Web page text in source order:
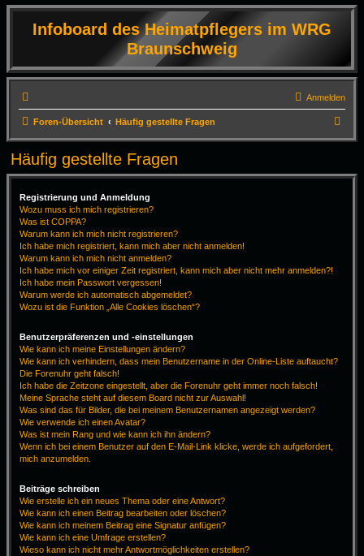
Infoboard des Heimatpflegers im WRG
Braunschweig
Anmelden
Foren-Übersicht Häufig gestellte Fragen
u
h
Häufig gestellte Fragen
Registrierung und Anmeldung
Wozu muss ich mich registrieren?
Was ist COPPA?
Warum kann ich mich nicht registrieren?
Ich habe mich registriert, kann mich aber nicht anmelden!
Warum kann ich mich nicht anmelden?
Ich habe mich vor einiger Zeit registriert, kann mich aber nicht mehr anmelden?!
Ich habe mein Passwort vergessen!
Warum werde ich automatisch abgemeldet?
Wozu ist die Funktion „Alle Cookies löschen“?
Benutzerpräferenzen und -einstellungen
Wie kann ich meine Einstellungen ändern?
Wie kann ich verhindern, dass mein Benutzername in der Online-Liste auftaucht?
Die Forenuhr geht falsch!
Ich habe die Zeitzone eingestellt, aber die Forenuhr geht immer noch falsch!
Meine Sprache steht auf diesem Board nicht zur Auswahl!
Was sind das für Bilder, die bei meinem Benutzernamen angezeigt werden?
Wie verwende ich einen Avatar?
Was ist mein Rang und wie kann ich ihn ändern?
Wenn ich bei einem Benutzer auf den E-Mail-Link klicke, werde ich aufgefordert,
mich anzumelden.
Beiträge schreiben
Wie erstelle ich ein neues Thema oder eine Antwort?
Wie kann ich einen Beitrag bearbeiten oder löschen?
Wie kann ich meinem Beitrag eine Signatur anfügen?
Wie kann ich eine Umfrage erstellen?
Wieso kann ich nicht mehr Antwortmöglichkeiten erstellen?